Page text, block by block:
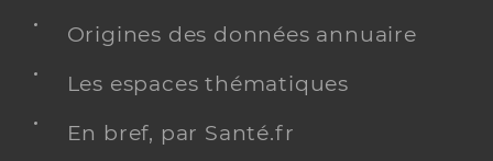
Origines des données annuaire
Les espaces thématiques
En bref, par Santé.fr